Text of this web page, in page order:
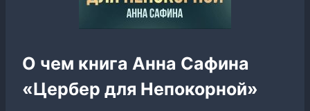
О чем книга Анна Сафина
«Цербер для Непокорной»